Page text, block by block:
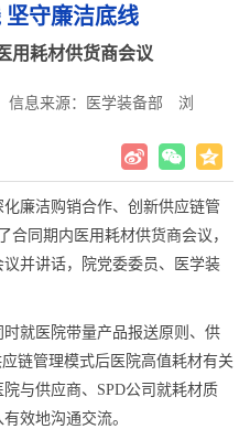
守廉洁底线
用耗材供货商会议
信息来源：医学装备部
浏
廉洁购销合作、创新供应链管
合同期内医用耗材供货商会议，
并讲话，院党委委员、医学装
就医院带量产品报送原则、供
链管理模式后医院高值耗材有关
与供应商、SPD公司就耗材质
效地沟通交流。